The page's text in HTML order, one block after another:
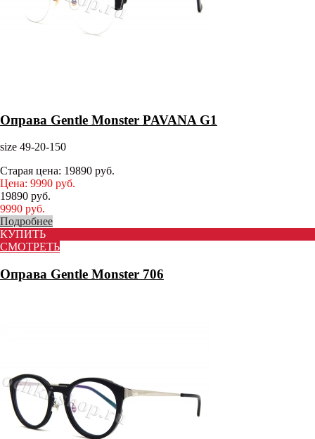
Оправа Gentle Monster PAVANA G1
size 49-20-150
Старая цена: 19890 руб.
Цена: 9990 руб.
19890 руб.
9990 руб.
Подробнее
КУПИТЬ
СМОТРЕТЬ
Оправа Gentle Monster 706